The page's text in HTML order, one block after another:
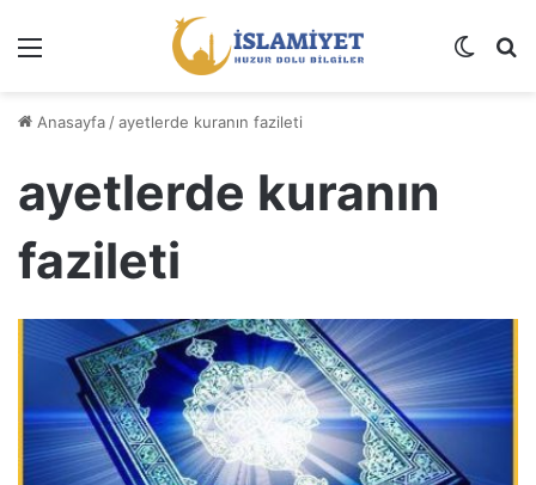
Dış
Anasayfa /ayetlerde kuranın fazileti
ayetlerde kuranın
fazileti